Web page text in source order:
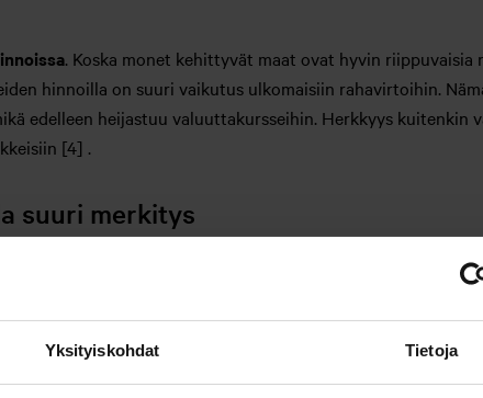
Yksityiskohdat Tietoja
. Koska monet kehittyvät maat ovat hyvin riippuvaisia
hinnoilla on suuri vaikutus ulkomaisiin rahavirtoihin.
edelleen heijastuu valuuttakursseihin. Herkkyys kuitenkin
[4] .
suuri merkitys
maakohtaisilla tekijöillä on suuri vaikutus
taloudelliset ominaispiirteet. Esimerkiksi talouden ja
Vastaavia valuutan kannalta keskeisiä makrotalouden
on, sitä pienemmällä todennäköisyydellä